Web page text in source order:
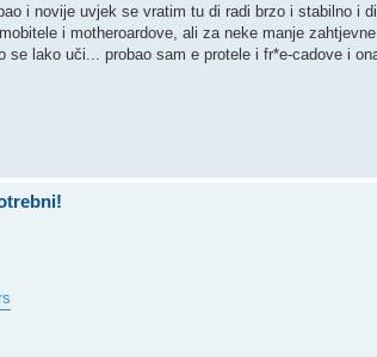
i novije uvjek se vratim tu di radi brzo i stabilno i
i motheroardove, ali za neke manje
lako uči... probao sam e protele i fr*e-cadove i